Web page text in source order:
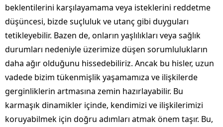
beklentilerini karşılayamama veya isteklerini reddetme
düşüncesi, bizde suçluluk ve utanç gibi duyguları
tetikleyebilir. Bazen de, onların yaşlılıkları veya sağlık
durumları nedeniyle üzerimize düşen sorumlulukların
daha ağır olduğunu hissedebiliriz. Ancak bu hisler, uzun
vadede bizim tükenmişlik yaşamamıza ve ilişkilerde
gerginliklerin artmasına zemin hazırlayabilir. Bu
karmaşık dinamikler içinde, kendimizi ve ilişkilerimizi
koruyabilmek için doğru adımları atmak önem taşır. Bu,